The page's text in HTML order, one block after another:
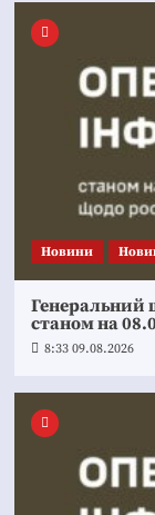
Новини
Генеральний
станом на
8:33 09.08.2026